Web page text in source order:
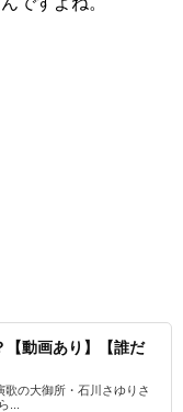
【動画あり】【誰だ
の大御所・石川さゆりさ
...